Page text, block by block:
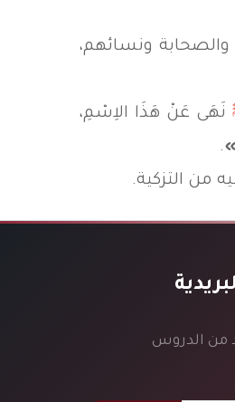
والصحابة ونسائهم،
نَهَى عَنْ هَذَا الاِسْمِ،
.
من التزكية.
من الدروس